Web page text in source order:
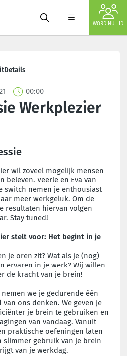
WORD NU LID
00:00
Werkplezier
wil zoveel mogelijk mensen
beleven. Veerle en Eva van
switch nemen je enthousiast
meer werkgeluk. Om de
resultaten hiervan volgen
Stay tuned!
stelt voor: Het begint in je
je oren zit? Wat als je (nog)
ervaren in je werk? Wij willen
de kracht van je brein!
we je gedurende één
ons denken. We geven je
je brein te gebruiken en
van vandaag. Vanuit
praktische oefeningen laten
slimmer gebruik van je brein
van je werkdag.